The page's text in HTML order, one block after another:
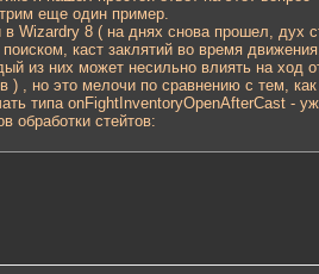
еще один пример.
в Wizardry 8 ( на днях снова прошел,
каст заклятий во время
из них может несильно влиять на ход
) , но это мелочи по сравнению с тем,
типа onFightInventoryOpenAfterCast -
обработки стейтов: